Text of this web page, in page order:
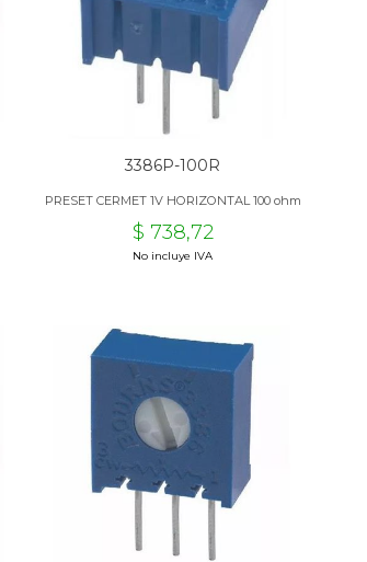
3386P-100R
PRESET CERMET 1V HORIZONTAL 100 ohm
$ 738,72
No incluye IVA